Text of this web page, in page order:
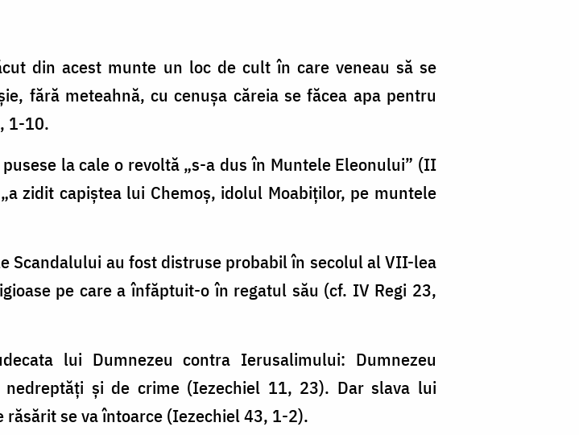
din acest munte un loc de cult în care veneau să se
fără meteahnă, cu cenuşa căreia se făcea apa pentru
1-10.
la cale o revoltă „s-a dus în Muntele Eleonului” (II
zidit capiştea lui Chemoş, idolul Moabiţilor, pe muntele
Scandalului au fost distruse probabil în secolul al VII-lea
pe care a înfăptuit-o în regatul său (cf. IV Regi 23,
lui Dumnezeu contra Ierusalimului: Dumnezeu
şi de crime (Iezechiel 11, 23). Dar slava lui
se va întoarce (Iezechiel 43, 1-2).